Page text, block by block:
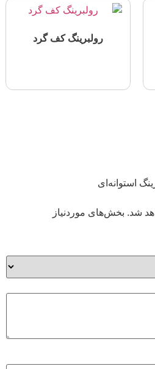
رولبرینگ‌ کف گرد
بخش‌های موردنیاز